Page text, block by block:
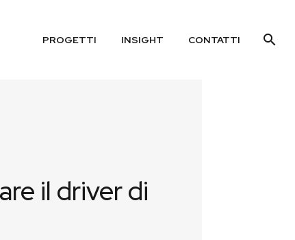
PROGETTI INSIGHT CONTATTI
il driver di